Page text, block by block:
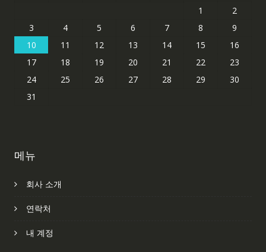
1
2
3
4 5 6 7 8
9
10
11 12 13 14 15
16
17
18 19 20 21 22
23
24
25 26 27 28 29
30
31
메뉴
회사 소개
연락처
내 계정